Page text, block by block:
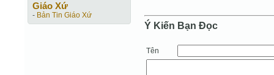
Giáo Xứ
- Bản Tin Giáo Xứ
Ý Kiến Bạn Ðọc
Tên